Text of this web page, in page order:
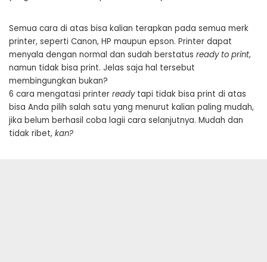
Semua cara di atas bisa kalian terapkan pada semua merk
printer, seperti Canon, HP maupun epson. Printer dapat
menyala dengan normal dan sudah berstatus ready to print,
namun tidak bisa print. Jelas saja hal tersebut
membingungkan bukan?
6 cara mengatasi printer readytapi tidak bisa print di atas
bisa Anda pilih salah satu yang menurut kalian paling mudah,
jika belum berhasil coba lagii cara selanjutnya. Mudah dan
tidak ribet, kan?